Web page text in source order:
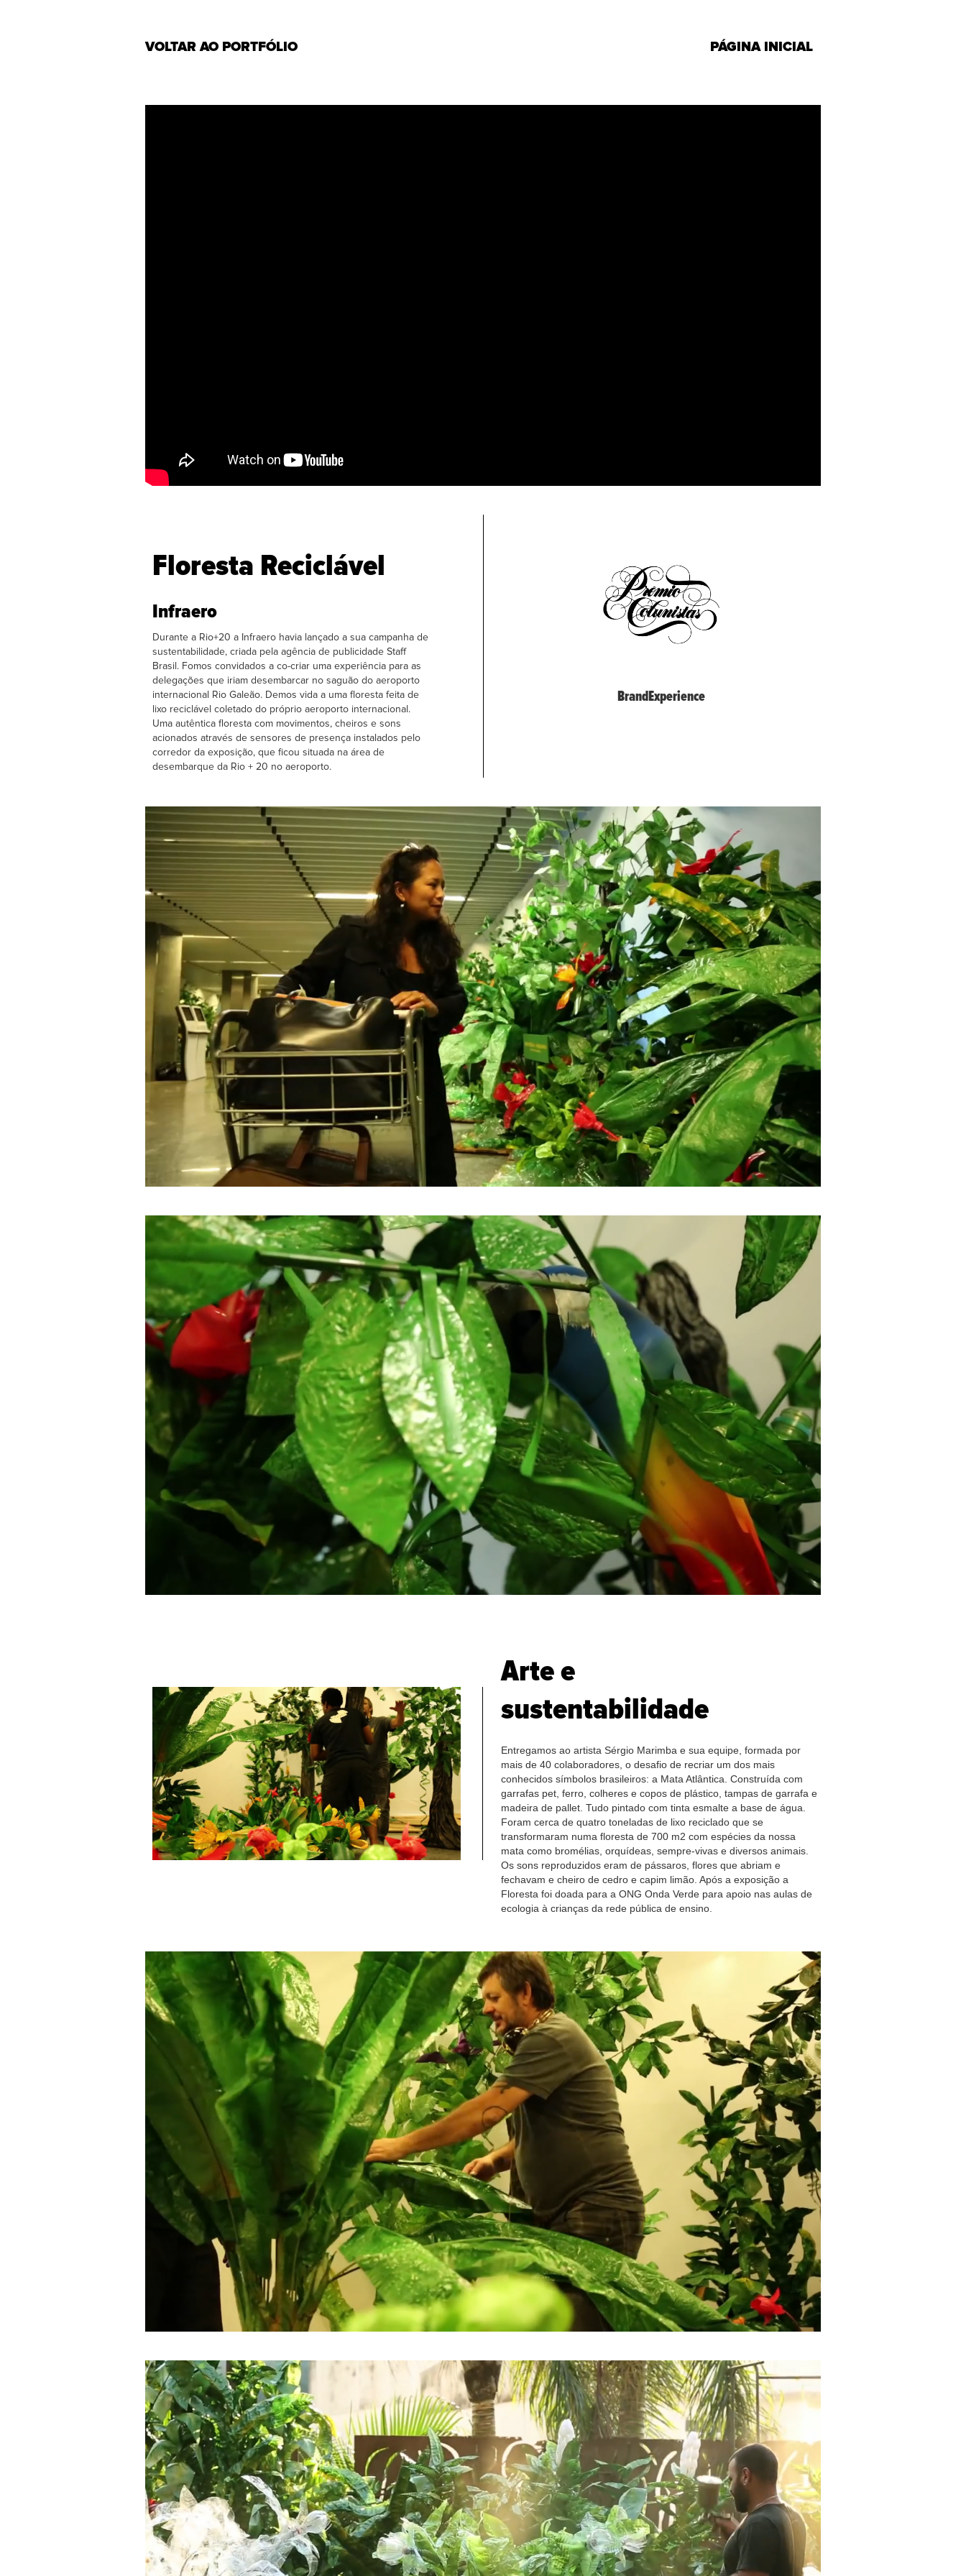
VOLTAR AO PORTFÓLIO PÁGINA INICIAL
Floresta Reciclável
Infraero
Durante a Rio+20 a Infraero havia lançado a sua campanha de
sustentabilidade, criada pela agência de publicidade Staff
Brasil. Fomos convidados a co-criar uma experiência para as
delegações que iriam desembarcar no saguão do aeroporto
internacional Rio Galeão. Demos vida a uma floresta feita de
lixo reciclável coletado do próprio aeroporto internacional.
Uma autêntica floresta com movimentos, cheiros e sons
acionados através de sensores de presença instalados pelo
corredor da exposição, que ficou situada na área de
desembarque da Rio + 20 no aeroporto.
BrandExperience
Arte e
sustentabilidade
Entregamos ao artista Sérgio Marimba e sua equipe, formada por
mais de 40 colaboradores, o desafio de recriar um dos mais
conhecidos símbolos brasileiros: a Mata Atlântica. Construída com
garrafas pet, ferro, colheres e copos de plástico, tampas de garrafa e
madeira de pallet. Tudo pintado com tinta esmalte a base de água.
Foram cerca de quatro toneladas de lixo reciclado que se
transformaram numa floresta de 700 m2 com espécies da nossa
mata como bromélias, orquídeas, sempre-vivas e diversos animais.
Os sons reproduzidos eram de pássaros, flores que abriam e
fechavam e cheiro de cedro e capim limão. Após a exposição a
Floresta foi doada para a ONG Onda Verde para apoio nas aulas de
ecologia à crianças da rede pública de ensino.